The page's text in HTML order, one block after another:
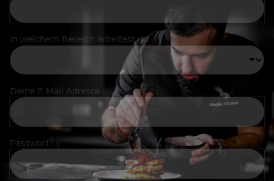
In welchem Bereich arbeitest du
Deine E-Mail Adresse
Passwort